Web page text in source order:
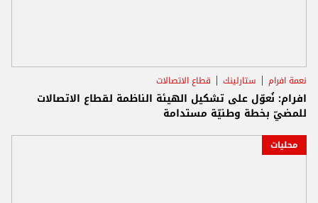
نعمة افرام ستارلينك قطاع الاتصالات
افرام: نُعوّل على تشكيل الهيئة الناظمة لقطاع الاتصالات
للمضيّ بخطة وطنيّة مستدامة
محليات